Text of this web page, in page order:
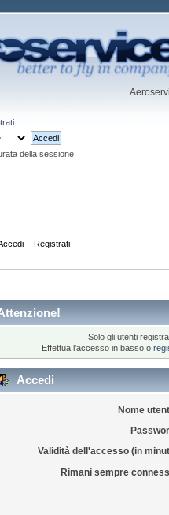
della sessione.
Registrati
Solo gli utenti
Effettua l'accesso in basso o
Accedi
Nome
Validità dell'accesso (in
Rimani sempre